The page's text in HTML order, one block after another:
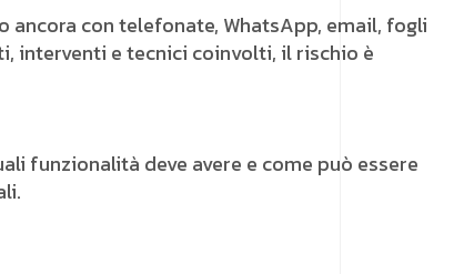
con telefonate, WhatsApp, email, fogli
interventi e tecnici coinvolti, il rischio è
funzionalità deve avere e come può essere